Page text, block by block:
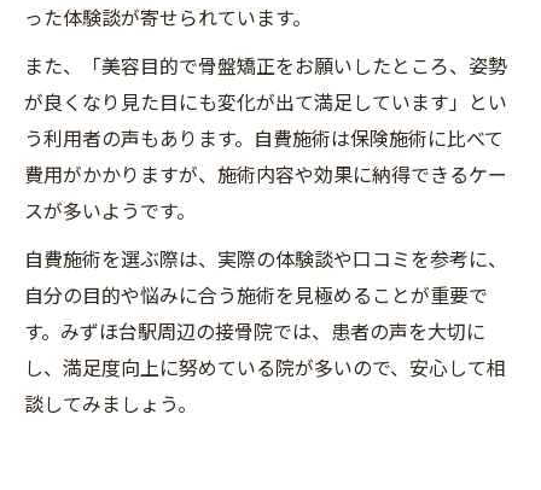
った体験談が寄せられています。
また、「美容目的で骨盤矯正をお願いしたところ、姿勢
が良くなり見た目にも変化が出て満足しています」とい
う利用者の声もあります。自費施術は保険施術に比べて
費用がかかりますが、施術内容や効果に納得できるケー
スが多いようです。
自費施術を選ぶ際は、実際の体験談や口コミを参考に、
自分の目的や悩みに合う施術を見極めることが重要で
す。みずほ台駅周辺の接骨院では、患者の声を大切に
し、満足度向上に努めている院が多いので、安心して相
談してみましょう。